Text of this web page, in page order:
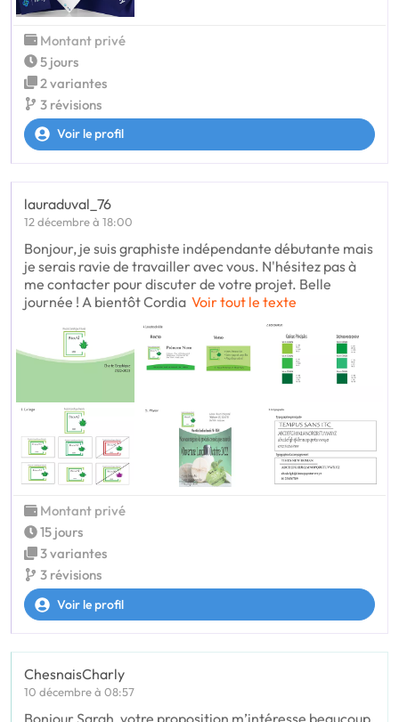
Montant privé
5 jours
2 variantes
3 révisions
Voir le profil
lauraduval_76
12 décembre à 18:00
Bonjour, je suis graphiste indépendante débutante mais
je serais ravie de travailler avec vous. N'hésitez pas à
me contacter pour discuter de votre projet. Belle
journée ! A bientôt Cordia Voir tout le texte
Montant privé
15 jours
3 variantes
3 révisions
Voir le profil
ChesnaisCharly
10 décembre à 08:57